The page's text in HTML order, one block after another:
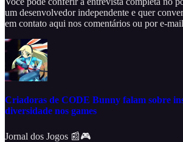
um desenvolvedor independente e quer
em contato aqui nos comentários ou por e-
Criadoras de CODE Bunny falam sobre
diversidade nos games
Jornal dos Jogos 📰🎮